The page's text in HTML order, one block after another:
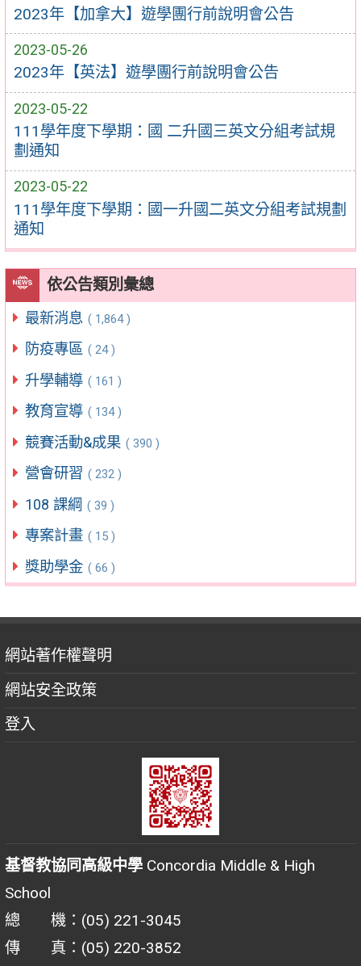
2023年【加拿大】遊學團行前說明會公告
2023-05-26
2023年【英法】遊學團行前說明會公告
2023-05-22
111學年度下學期：國 二升國三英文分組考試規
劃通知
2023-05-22
111學年度下學期：國一升國二英文分組考試規劃
通知
依公告類別彙總
最新消息 ( 1,864 )
防疫專區 ( 24 )
升學輔導 ( 161 )
教育宣導 ( 134 )
競賽活動&成果 ( 390 )
營會研習 ( 232 )
108 課綱 ( 39 )
專案計畫 ( 15 )
獎助學金 ( 66 )
網站著作權聲明
網站安全政策
登入
基督教協同高級中學 Concordia Middle & High
School
總 機：(05) 221-3045
傳 真：(05) 220-3852